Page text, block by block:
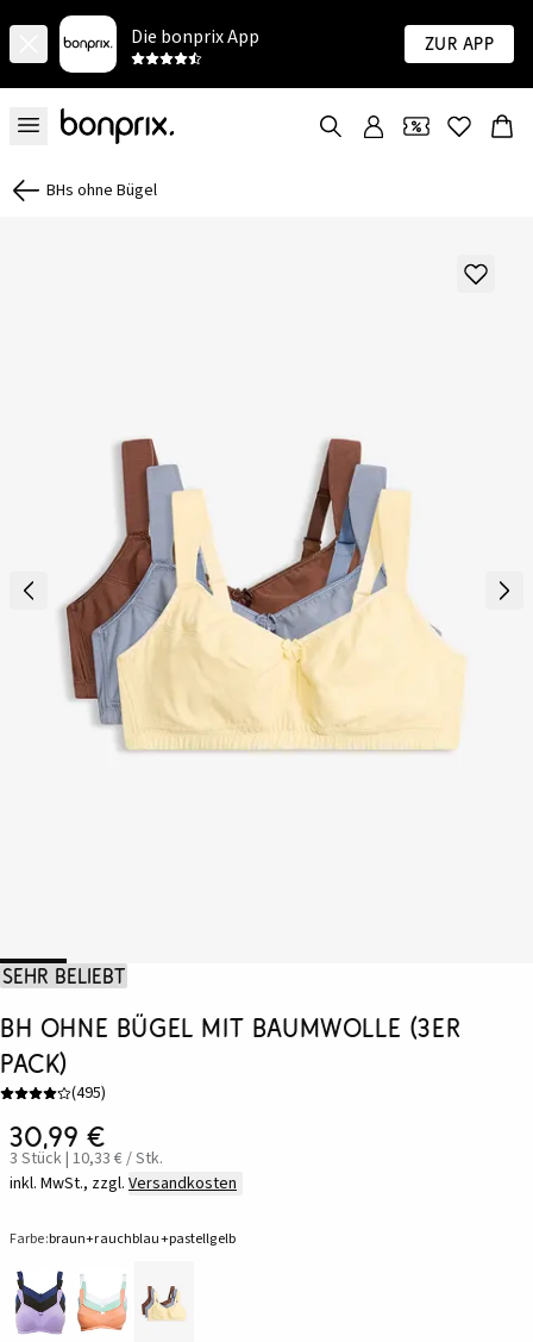
Die bonprix App Zur App
BHs ohne Bügel
Sehr beliebt
BH ohne Bügel mit Baumwolle (3er
Pack)
(495)
30,99 €
3 Stück | 10,33 € / Stk.
inkl. MwSt., zzgl. Versandkosten
Farbe:braun+rauchblau+pastellgelb